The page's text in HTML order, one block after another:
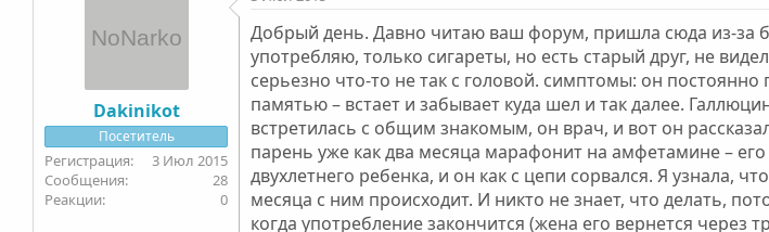
н
а
л
а
Dakinikot
Посетитель
3 Июл 2015
28
0
Добрый день. Давно читаю ваш форум, пришла сюда из-за
употребляю, только сигареты, но есть старый друг, не
серьезно что-то не так с головой. симптомы: он постоянно
памятью – встает и забывает куда шел и так далее.
встретилась с общим знакомым, он врач, и вот он
парень уже как два месяца марафонит на амфетамине –
двухлетнего ребенка, и он как с цепи сорвался. Я узнала,
месяца с ним происходит. И никто не знает, что делать,
когда употребление закончится (жена его вернется через